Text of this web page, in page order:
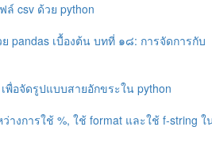
ล์ csv ด้วย python
pandas เบื้องต้น บทที่ ๑๘: การจัดการกับ
พื่อจัดรูปแบบสายอักขระใน python
ว่างการใช้ %, ใช้ format และใช้ f-string ใ